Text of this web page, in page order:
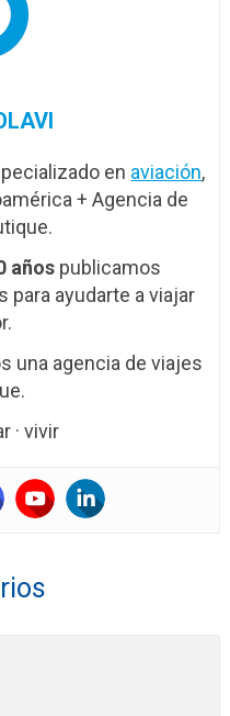
en aviación,
+ Agencia de
años publicamos
para ayudarte a viajar
una agencia de viajes
· vivir